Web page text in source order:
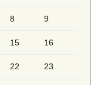
8 9
15 16
22 23